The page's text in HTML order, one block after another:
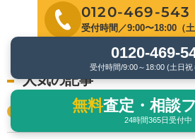
0120-469-543
受付時間／9:00〜18:00（土
人気の記事
税金が高すぎて払えない場合の対処法
0120-469-
受付時間/9:00～18:00 (土日祝
無料査定・相談
24時間365日受付中